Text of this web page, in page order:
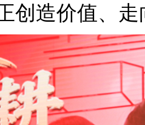
创造价值、